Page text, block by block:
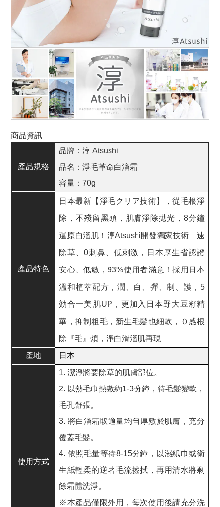
商品資訊
產品規格
品牌：淳 Atsushi
品名：淨毛革命白溜霜
容量：70g
產品特色
日本最新【淨毛クリア技術】，從毛根淨
除，不殘留黑頭，肌膚淨除拋光，8分鐘
還原白溜肌！淳Atsushi開發獨家技術：速
除草、0刺鼻、低刺激，日本厚生省認證
安心、低敏，93%使用者滿意！採用日本
溫和植萃配方，潤、白、彈、制、護，5
効合一美肌UP，更加入日本野大豆籽精
華，抑制粗毛，新生毛髮也細軟，０感根
除『毛』煩，淨白滑溜肌再現！
產地
日本
使用方式
1. 潔淨將要除草的肌膚部位。
2. 以熱毛巾熱敷約1-3分鐘，待毛髮變軟，
毛孔舒張。
3. 將白溜霜取適量均勻厚敷於肌膚，充分
覆蓋毛髮。
4. 依照毛量等待8-15分鐘，以濕紙巾或衛
生紙輕柔的逆著毛流擦拭，再用清水將剩
餘霜體洗淨。
※本產品僅限外用，每次使用後請充分洗